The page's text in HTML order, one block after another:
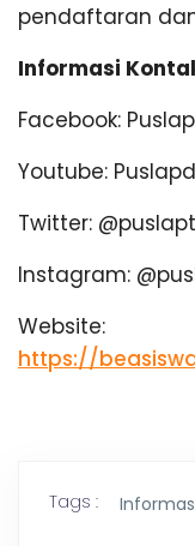
pendaftaran
Informasi
Facebook:
Youtube:
Twitter:
Instagram:
Website:
https://
Tags :